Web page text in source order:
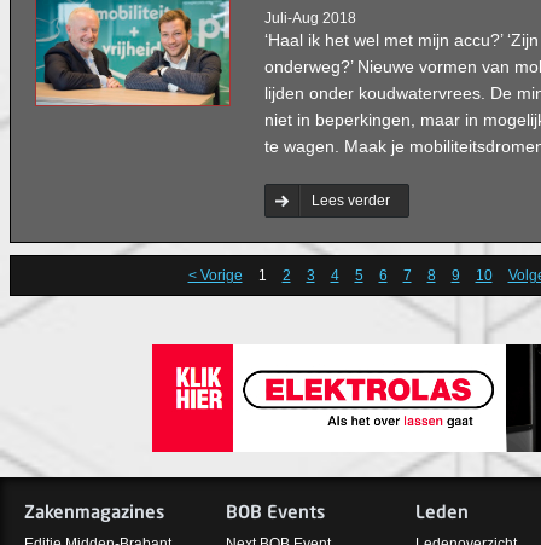
Juli-Aug 2018
‘Haal ik het wel met mijn accu?’
onderweg?’ Nieuwe vormen van
lijden onder koudwatervrees. De
niet in beperkingen, maar in
te wagen. Maak je
Lees verder
< Vorige 1 2 3 4 5 6 7 8 9 10
Zakenmagazines BOB Events Leden